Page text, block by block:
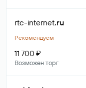
rtc-internet.ru
Рекомендуем
11 700 ₽
Возможен торг